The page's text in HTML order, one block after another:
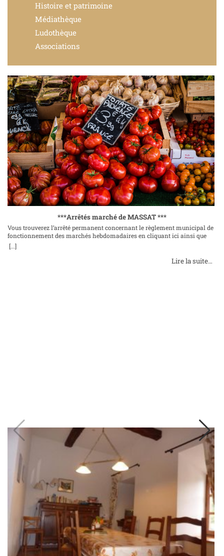
Histoire et patrimoine
Médiathèque
Ludothèque
Associations
***Arrêtés marché de MASSAT ***
Vous trouverez l’arrêté permanent concernant le règlement municipal de
fonctionnement des marchés hebdomadaires en cliquant ici ainsi que
l’arrêté portant sur le transfert du marché de plein vent ici. Le mardi 19
décembre 2023 Place de la mairie, 09320 Massat ContactsTéléphone : 05
[...]
Lire la suite…